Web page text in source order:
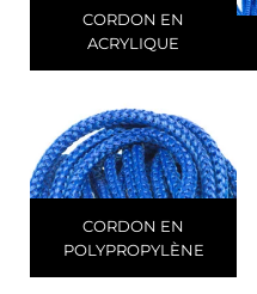
CORDON EN
ACRYLIQUE
CORDON EN
POLYPROPYLÈNE